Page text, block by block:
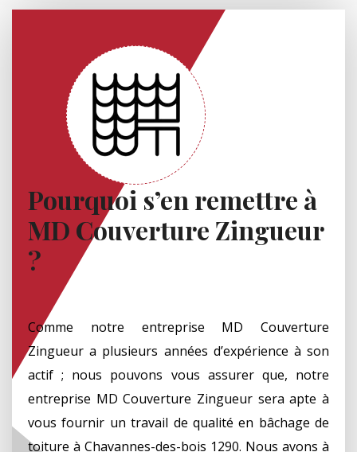
Pourquoi s’en remettre à
MD Couverture Zingueur
?
Comme notre entreprise MD Couverture
Zingueur a plusieurs années d’expérience à son
actif ; nous pouvons vous assurer que, notre
entreprise MD Couverture Zingueur sera apte à
vous fournir un travail de qualité en bâchage de
toiture à Chavannes-des-bois 1290. Nous avons à